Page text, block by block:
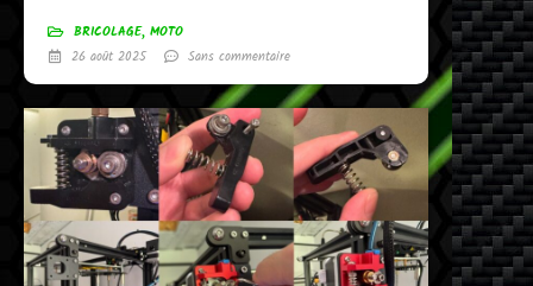
BRICOLAGE, MOTO
26 août 2025
Sans commentaire